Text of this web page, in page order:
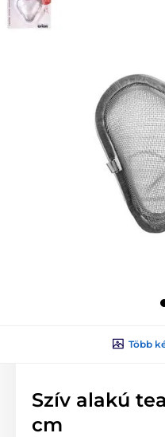
Több
Szív alakú
cm